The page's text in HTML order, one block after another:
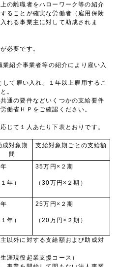
の離職者をハローワーク等の紹介
ることが確実な労働者（雇用保険
れる事業主に対して助成されま
必要です。
紹介事業者等の紹介により雇い入
て雇い入れ、１年以上雇用するこ
。
通の要件などいくつかの支給要件
働省ＨＰをご確認ください。
じて１人あたり下表とおりです。
成対象期
間
支給対象期ごとの支給額
１年）
35万円×２期
（30万円×２期）
１年）
25万円×２期
（20万円×２期）
以外に対する支給額および助成対
涯現役起業支援コース）